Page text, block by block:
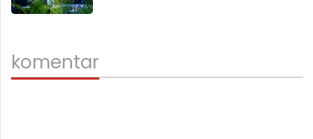
komentar